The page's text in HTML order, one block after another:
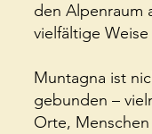
den Alpenraum
vielfältige
Muntagna ist
gebunden –
Orte,